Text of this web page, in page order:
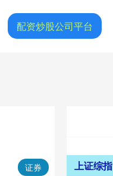
配资炒股公司平台
证券 上证综指